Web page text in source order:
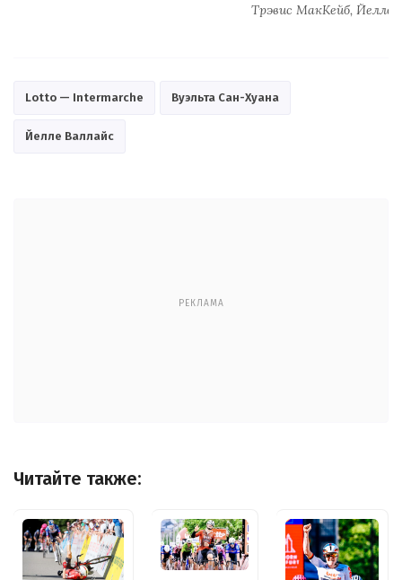
Трэвис МакКейб, Йелле
Lotto — Intermarche Вуэльта Сан-Хуана
Йелле Валлайс
РЕКЛАМА
Читайте также: